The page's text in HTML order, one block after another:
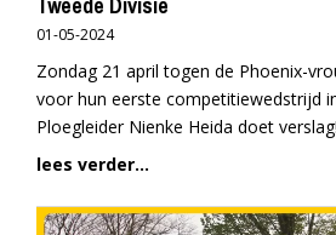
01-05-2024
Zondag 21 april togen de Phoenix-
voor hun eerste competitiewedstrijd
Ploegleider Nienke Heida doet verslag!
lees verder...